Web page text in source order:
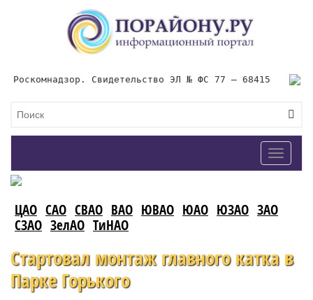
Роскомнадзор. Свидетельство ЭЛ № ФС 77 – 68415
Toggle
ЦАО САО СВАО ВАО ЮВАО ЮАО ЮЗАО ЗАО
СЗАО ЗелАО ТиНАО
Стартовал монтаж главного катка в
Парке Горького